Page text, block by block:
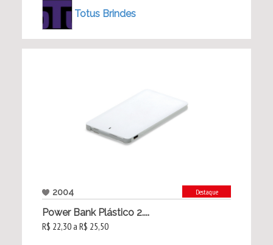
Totus Brindes
2004 Destaque
Power Bank Plástico 2....
R$ 22,30 a R$ 25,50